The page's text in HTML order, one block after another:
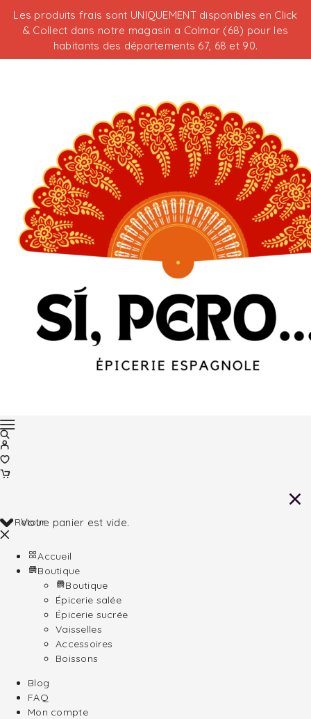
Les produits frais sont UNIQUEMENT disponibles en Click
& Collect dans notre magasin a Colmar (68) pour les
habitants des départements 67, 68 et 90.
Votre panier est vide.
Retour
Accueil
Boutique
Boutique
Épicerie salée
Épicerie sucrée
Vaisselles
Accessoires
Boissons
Blog
FAQ
Mon compte